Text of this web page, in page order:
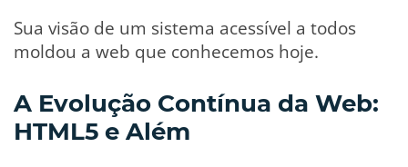
Sua visão de um sistema acessível a todos
moldou a web que conhecemos hoje.
A Evolução Contínua da Web:
HTML5 e Além